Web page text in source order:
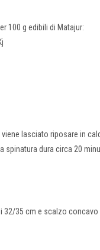
100 g edibili di Matajur:
lasciato riposare in
spinatura dura circa 20
32/35 cm e scalzo concavo